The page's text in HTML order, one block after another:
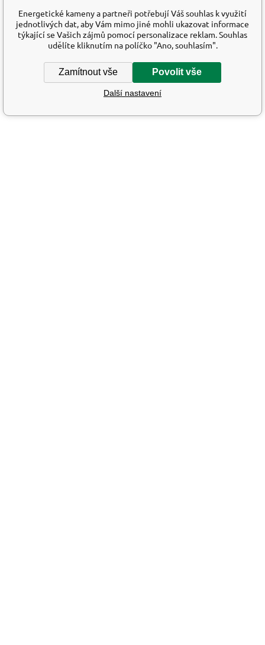
Energetické kameny a partneři potřebují Váš souhlas k využití
jednotlivých dat, aby Vám mimo jiné mohli ukazovat informace
týkající se Vašich zájmů pomocí personalizace reklam. Souhlas
udělíte kliknutím na políčko "Ano, souhlasím".
Zamítnout vše Povolit vše
Další nastavení